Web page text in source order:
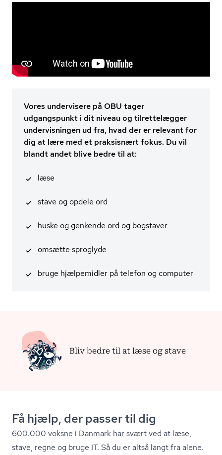
Vores undervisere på OBU tager
udgangspunkt i dit niveau og tilrettelægger
undervisningen ud fra, hvad der er relevant for
dig at lære med et praksisnært fokus. Du vil
blandt andet blive bedre til at:
læse
stave og opdele ord
huske og genkende ord og bogstaver
omsætte sproglyde
bruge hjælpemidler på telefon og computer
Bliv bedre til at læse og stave
Få hjælp, der passer til dig
600.000 voksne i Danmark har svært ved at læse,
stave, regne og bruge IT. Så du er altså langt fra alene.